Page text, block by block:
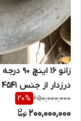
321
250,000,000
20%
200,000,000